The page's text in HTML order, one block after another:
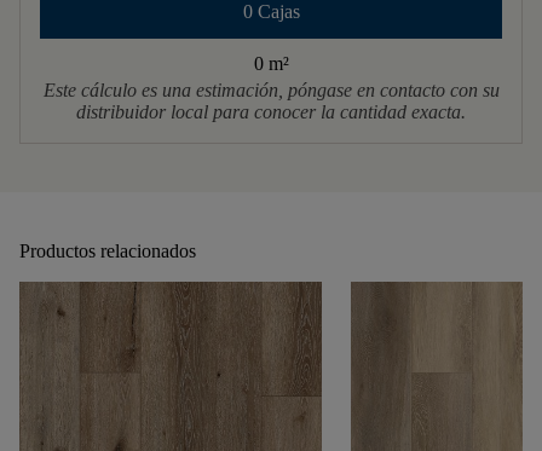
0 Cajas
0 m²
Este cálculo es una estimación, póngase en contacto con su
distribuidor local para conocer la cantidad exacta.
Productos relacionados